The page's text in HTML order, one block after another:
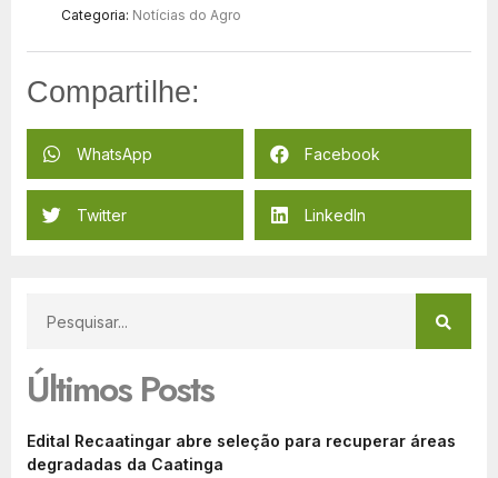
Categoria: Notícias do Agro
Compartilhe:
WhatsApp Facebook
Twitter LinkedIn
Últimos Posts
Edital Recaatingar abre seleção para recuperar áreas
degradadas da Caatinga